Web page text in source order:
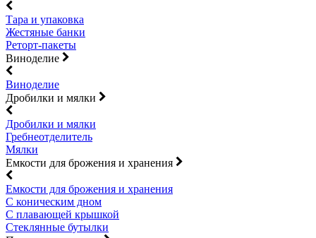
Тара и упаковка
Жестяные банки
Реторт-пакеты
Виноделие
Виноделие
Дробилки и мялки
Дробилки и мялки
Гребнеотделитель
Мялки
Емкости для брожения и хранения
Емкости для брожения и хранения
С коническим дном
С плавающей крышкой
Стеклянные бутылки